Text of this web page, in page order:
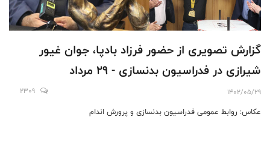
گزارش تصويری از حضور فرزاد بادپا، جوان غیور
شیرازی در فدراسیون بدنسازی - ۲۹ مرداد
1402/05/29
2309
عکاس: روابط عمومی فدراسیون بدنسازی و پرورش اندام